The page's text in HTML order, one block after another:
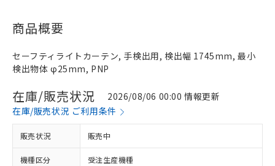
商品概要
セーフティライトカーテン, 手検出用, 検出幅 1745mm, 最小
検出物体 φ25mm, PNP
在庫/販売状況
2026/08/06 00:00 情報更新
在庫/販売状況 ご利用条件
販売状況 販売中
機種区分 受注生産機種